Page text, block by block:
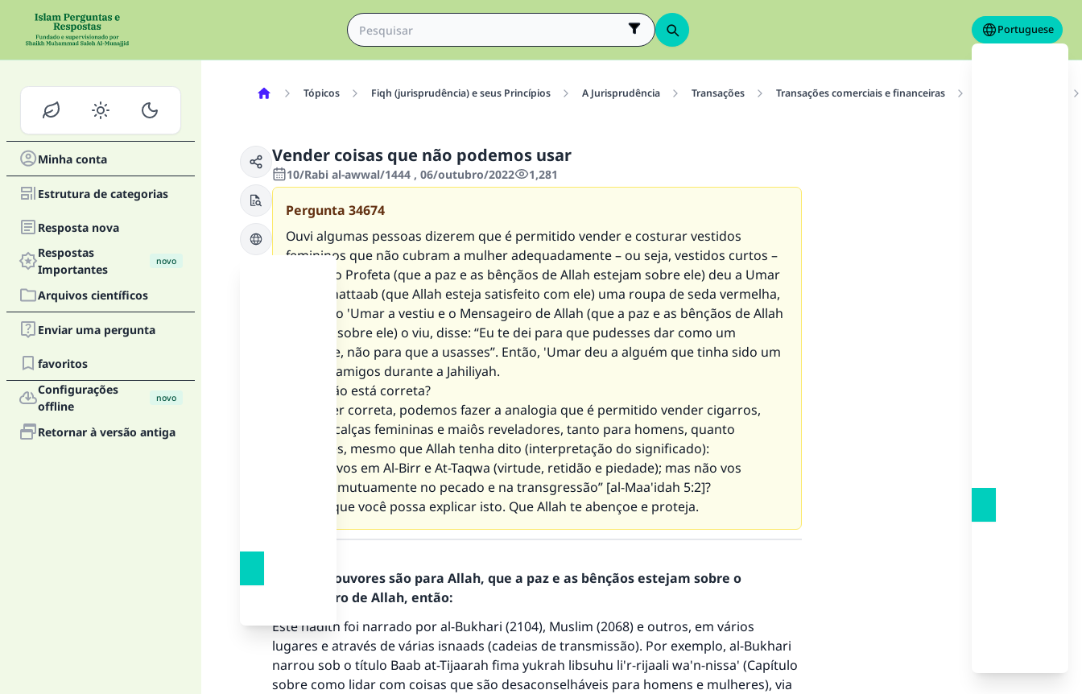
Portuguese
Minha conta
Estrutura de categorias
Resposta nova
Respostas
Importantes
novo
Arquivos científicos
Enviar uma pergunta
favoritos
Configurações
offline
novo
Retornar à versão antiga
Tópicos Fiqh (jurisprudência) e seus Princípios A Jurisprudência Transações Transações comerciais e financeiras
Vender coisas que não podemos usar
10/Rabi al-awwal/1444 , 06/outubro/2022 1,281
Pergunta 34674
Ouvi algumas pessoas dizerem que é permitido vender e costurar vestidos
femininos que não cubram a mulher adequadamente – ou seja, vestidos curtos –
porque o Profeta (que a paz e as bênçãos de Allah estejam sobre ele) deu a Umar
ibn al-Khattaab (que Allah esteja satisfeito com ele) uma roupa de seda vermelha,
e quando 'Umar a vestiu e o Mensageiro de Allah (que a paz e as bênçãos de Allah
estejam sobre ele) o viu, disse: “Eu te dei para que pudesses dar como um
presente, não para que a usasses”. Então, 'Umar deu a alguém que tinha sido um
de seus amigos durante a Jahiliyah.
Essa visão está correta?
Se estiver correta, podemos fazer a analogia que é permitido vender cigarros,
tabaco, calças femininas e maiôs reveladores, tanto para homens, quanto
mulheres, mesmo que Allah tenha dito (interpretação do significado):
“Auxiliai-vos em Al-Birr e At-Taqwa (virtude, retidão e piedade); mas não vos
auxilieis mutuamente no pecado e na transgressão” [al-Maa'idah 5:2]?
Espero que você possa explicar isto. Que Allah te abençoe e proteja.
Todos os louvores são para Allah, que a paz e as bênçãos estejam sobre o
Mensageiro de Allah, então:
Este hadith foi narrado por al-Bukhari (2104), Muslim (2068) e outros, em vários
lugares e através de várias isnaads (cadeias de transmissão). Por exemplo, al-Bukhari
narrou sob o título Baab at-Tijaarah fima yukrah libsuhu li'r-rijaali wa'n-nissa' (Capítulo
sobre como lidar com coisas que são desaconselháveis para homens e mulheres), via
A resposta n° 110845 salvou um casamento.